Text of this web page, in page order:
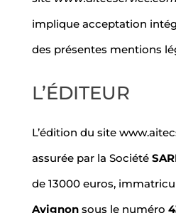
implique acceptation
des présentes mentions
L’ÉDITEUR
L’édition du site
assurée par la Société
de 13000 euros,
Avignonsous le numéro